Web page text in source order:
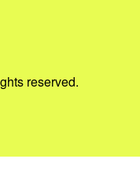
reserved.